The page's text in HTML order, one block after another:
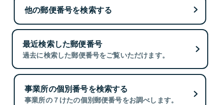
他の郵便番号を検索する
最近検索した郵便番号
過去に検索した郵便番号をご覧いただけます。
事業所の個別番号を検索する
事業所の７けたの個別郵便番号をお調べします。